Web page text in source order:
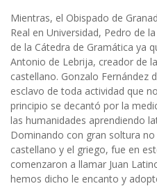
Mientras, el Obispado de
Real en Universidad, Pedro de
de la Cátedra de Gramática ya
Antonio de Lebrija, creador de
castellano. Gonzalo Fernández
esclavo de toda actividad que
principio se decantó por la
las humanidades aprendiendo
Dominando con gran soltura
castellano y el griego, fue en
comenzaron a llamar Juan
hemos dicho le encanto y